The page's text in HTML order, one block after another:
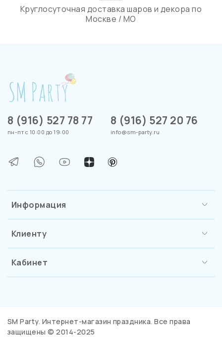
Круглосуточная доставка шаров и декора по
Москве / МО
Информация
Клиенту
Кабинет
8 (916) 527 78 77
пн-пт с 10:00 до 19:00
8 (916) 527 20 76
info@sm-party.ru
SM Party. Интернет-магазин праздника. Все права
защищены © 2014-2025